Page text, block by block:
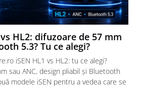
HL2: difuzoare de 57 mm
5.3? Tu ce alegi?
iSEN HL1 vs HL2: tu ce alegi?
sau ANC, design pliabil și Bluetooth
modele iSEN pentru a vedea care se